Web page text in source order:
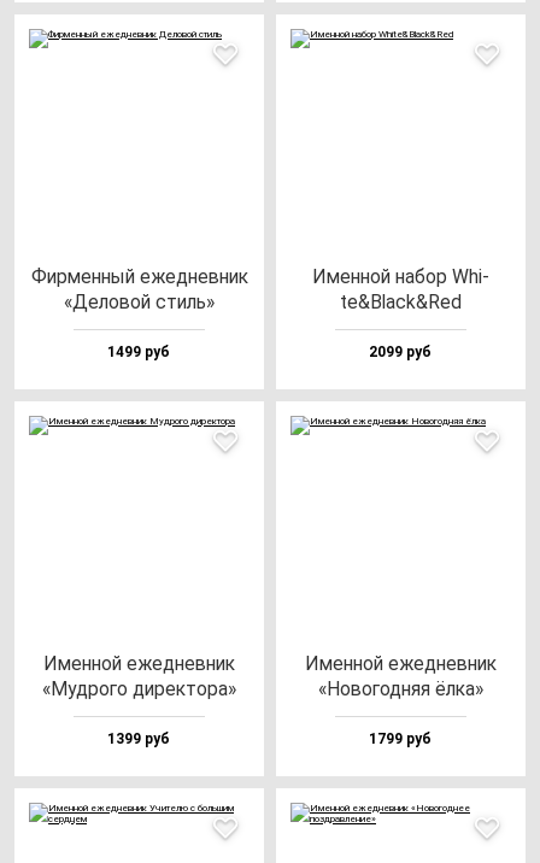
Фир­мен­ный ежед­нев­ник
«Дело­вой стиль»
1499 руб
Имен­ной на­бор Whi­
te&Black&Red
2099 руб
Имен­ной ежед­нев­ник
«Муд­ро­го ди­рек­то­ра»
1399 руб
Имен­ной ежед­нев­ник
«Ново­год­няя ёл­ка»
1799 руб